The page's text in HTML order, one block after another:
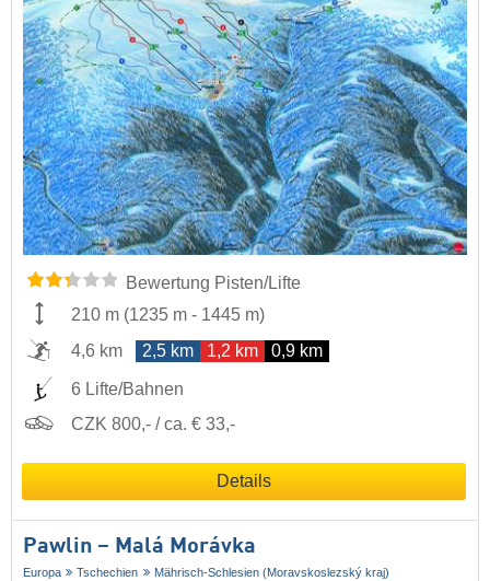
Bewertung Pisten/Lifte
210 m (1235 m - 1445 m)
4,6 km
2,5 km 1,2 km 0,9 km
6 Lifte/Bahnen
CZK 800,- / ca. € 33,-
Details
Pawlin – Malá Morávka
Europa Tschechien Mährisch-Schlesien (Moravskoslezský kraj)